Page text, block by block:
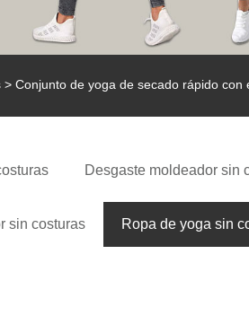
> Conjunto de yoga de secado rápido
Desgaste moldeador sin
sin costuras Ropa de yoga sin